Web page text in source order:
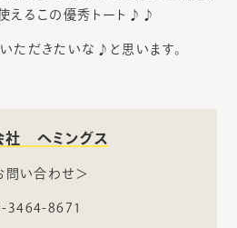
えるこの優秀トート♪♪
ただきたいな♪と思います。
社 ヘミングス
問い合わせ＞
3464-8671